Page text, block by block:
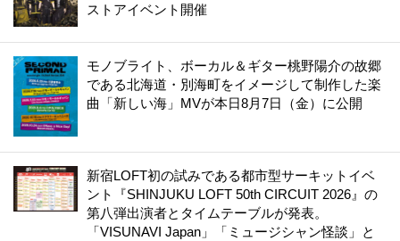
ストアイベント開催
モノブライト、ボーカル＆ギター桃野陽介の故郷
である北海道・別海町をイメージして制作した楽
曲「新しい海」MVが本日8月7日（金）に公開
新宿LOFT初の試みである都市型サーキットイベ
ント『SHINJUKU LOFT 50th CIRCUIT 2026』の
第八弾出演者とタイムテーブルが発表。
「VISUNAVI Japan」「ミュージシャン怪談」と